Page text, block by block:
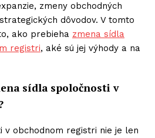
zmeny obchodných
dôvodov. V tomto
ako prebieha zmena sídla
registri, aké sú jej výhody a na
sídla spoločnosti v
v obchodnom registri nie je len